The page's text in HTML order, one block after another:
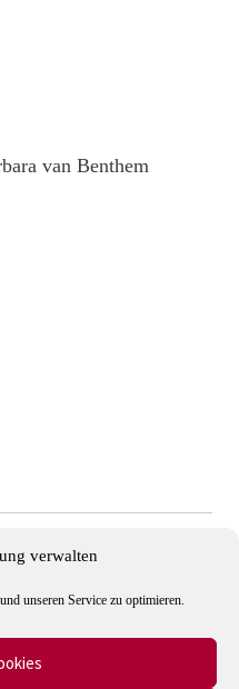
verwalten
unseren Service zu optimieren.
van Benthem